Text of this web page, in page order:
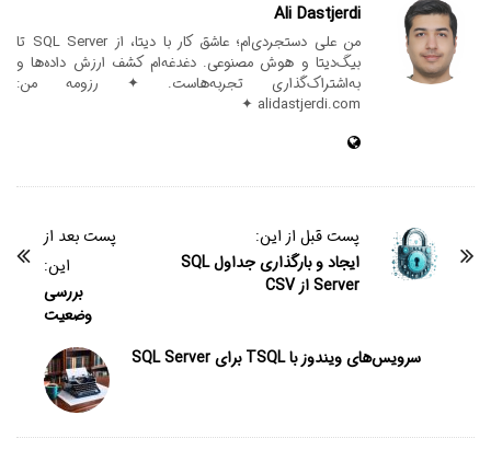
Ali Dastjerdi
من علی دستجردی‌ام؛ عاشق کار با دیتا، از SQL Server تا
بیگ‌دیتا و هوش مصنوعی. دغدغه‌ام کشف ارزش داده‌ها و
به‌اشتراک‌گذاری تجربه‌هاست. ✦ رزومه من:
alidastjerdi.com ✦
پست قبل از این:
ایجاد و بارگذاری جداول SQL
Server از CSV
پست بعد از
این:
بررسی
وضعیت
سرویس‌های ویندوز با TSQL برای SQL Server